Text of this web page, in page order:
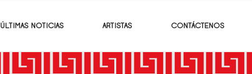
ÚLTIMAS NOTICIAS ARTISTAS CONTÁCTENOS